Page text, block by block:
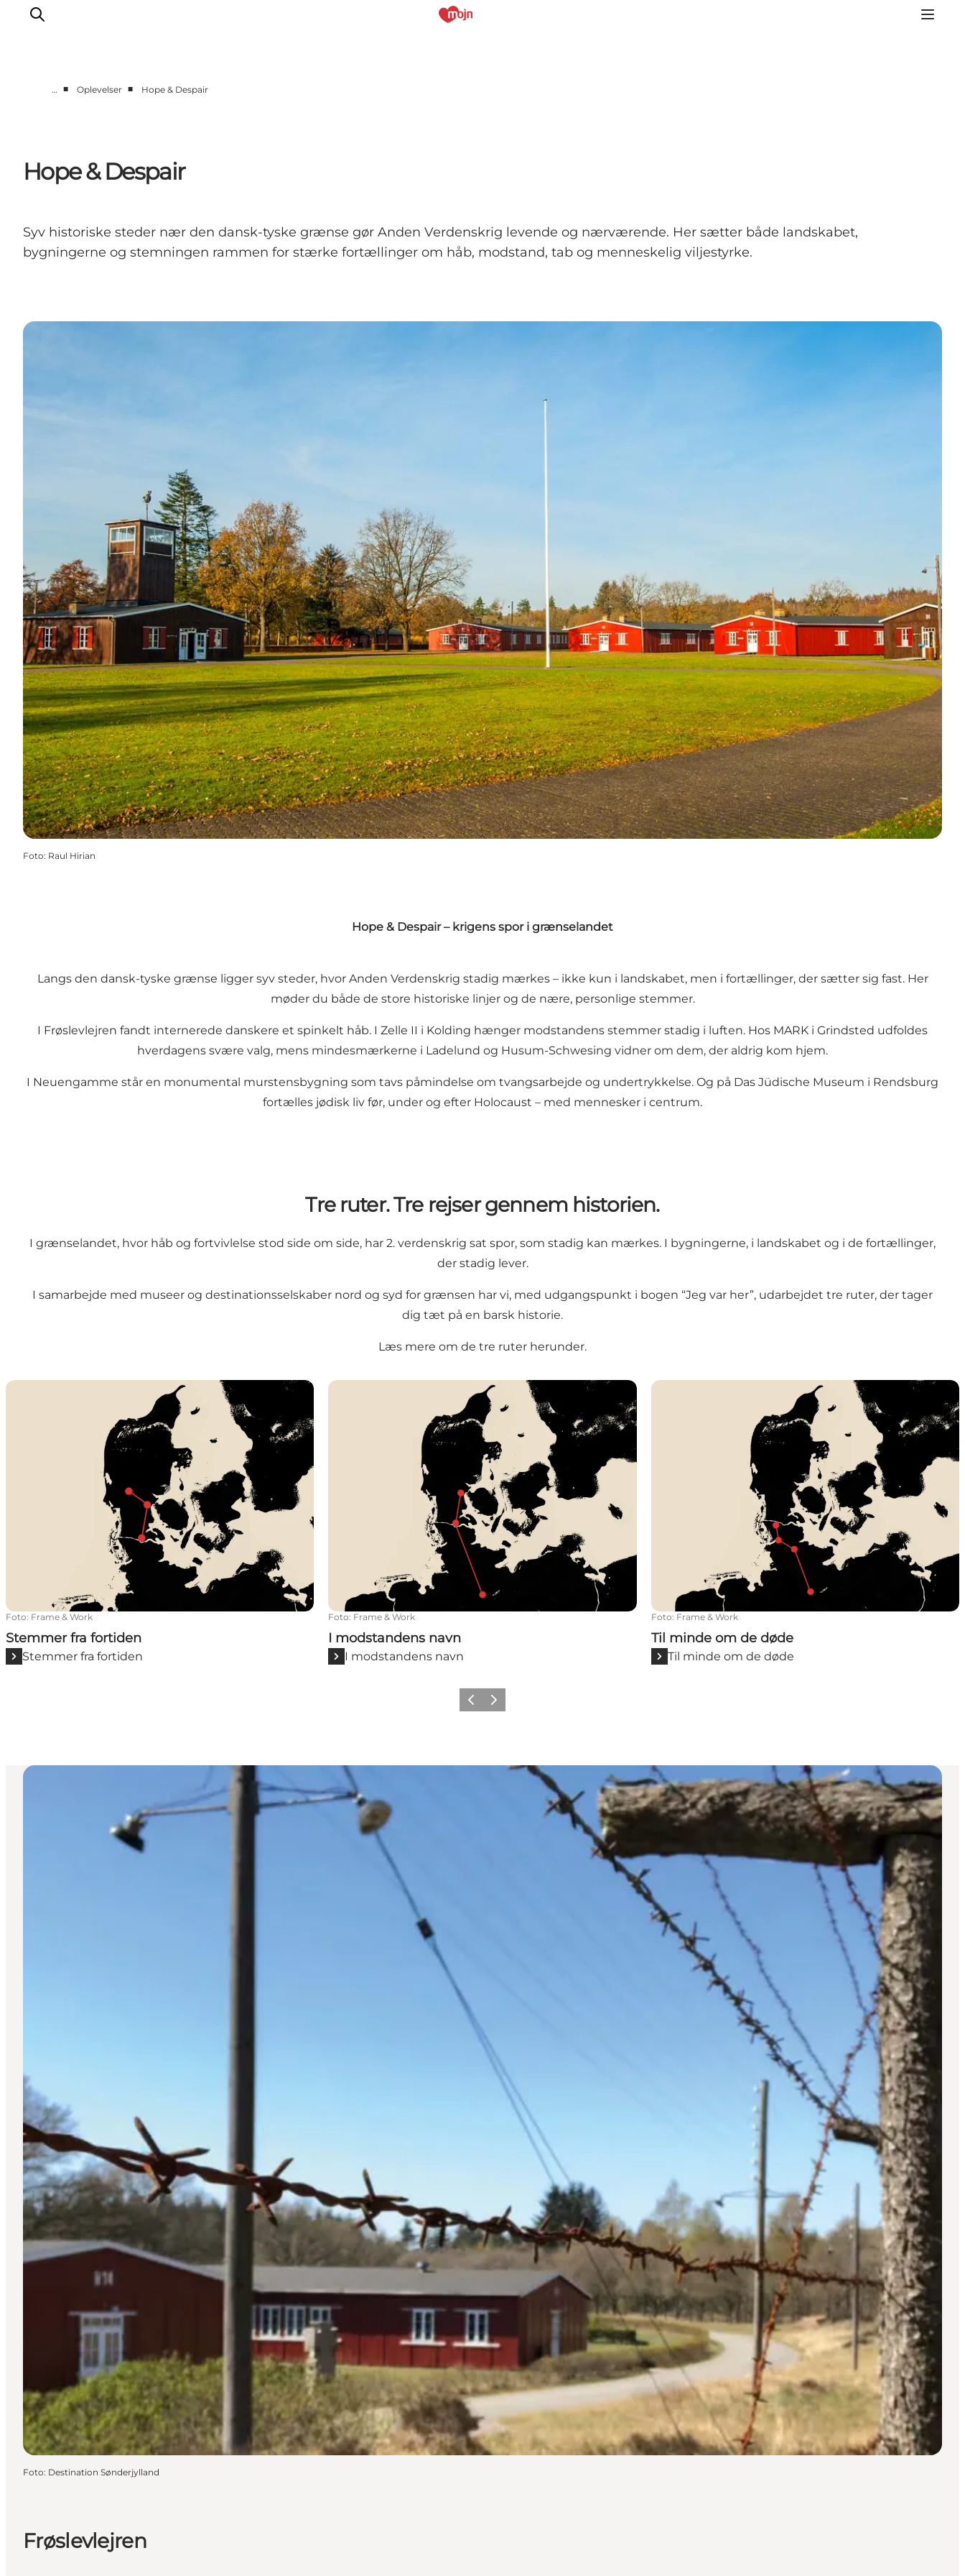
Det sker
Overnatning
Booking
… ■ Oplevelser ■ Hope & Despair
Hope & Despair
Syv historiske steder nær den dansk-tyske grænse gør Anden Verdenskrig levende og nærværende. Her sætter både landskabet,
bygningerne og stemningen rammen for stærke fortællinger om håb, modstand, tab og menneskelig viljestyrke.
Foto: Raul Hirian
Hope & Despair – krigens spor i grænselandet
Langs den dansk-tyske grænse ligger syv steder, hvor Anden Verdenskrig stadig mærkes – ikke kun i landskabet, men i fortællinger, der sætter sig fast. Her
møder du både de store historiske linjer og de nære, personlige stemmer.
I Frøslevlejren fandt internerede danskere et spinkelt håb. I Zelle II i Kolding hænger modstandens stemmer stadig i luften. Hos MARK i Grindsted udfoldes
hverdagens svære valg, mens mindesmærkerne i Ladelund og Husum-Schwesing vidner om dem, der aldrig kom hjem.
I Neuengamme står en monumental murstensbygning som tavs påmindelse om tvangsarbejde og undertrykkelse. Og på Das Jüdische Museum i Rendsburg
fortælles jødisk liv før, under og efter Holocaust – med mennesker i centrum.
Tre ruter. Tre rejser gennem historien.
I grænselandet, hvor håb og fortvivlelse stod side om side, har 2. verdenskrig sat spor, som stadig kan mærkes. I bygningerne, i landskabet og i de fortællinger,
der stadig lever.
I samarbejde med museer og destinationsselskaber nord og syd for grænsen har vi, med udgangspunkt i bogen “Jeg var her”, udarbejdet tre ruter, der tager
dig tæt på en barsk historie.
Læs mere om de tre ruter herunder.
Stemmer fra fortiden
Foto: Frame & Work
Stemmer fra fortiden
Stemmer fra fortiden
I modstandens navn
Foto: Frame & Work
I modstandens navn
I modstandens navn
Til minde om de døde
Foto: Frame & Work
Til minde om de døde
Til minde om de døde
ForrigeNæste
Foto: Destination Sønderjylland
Frøslevlejren